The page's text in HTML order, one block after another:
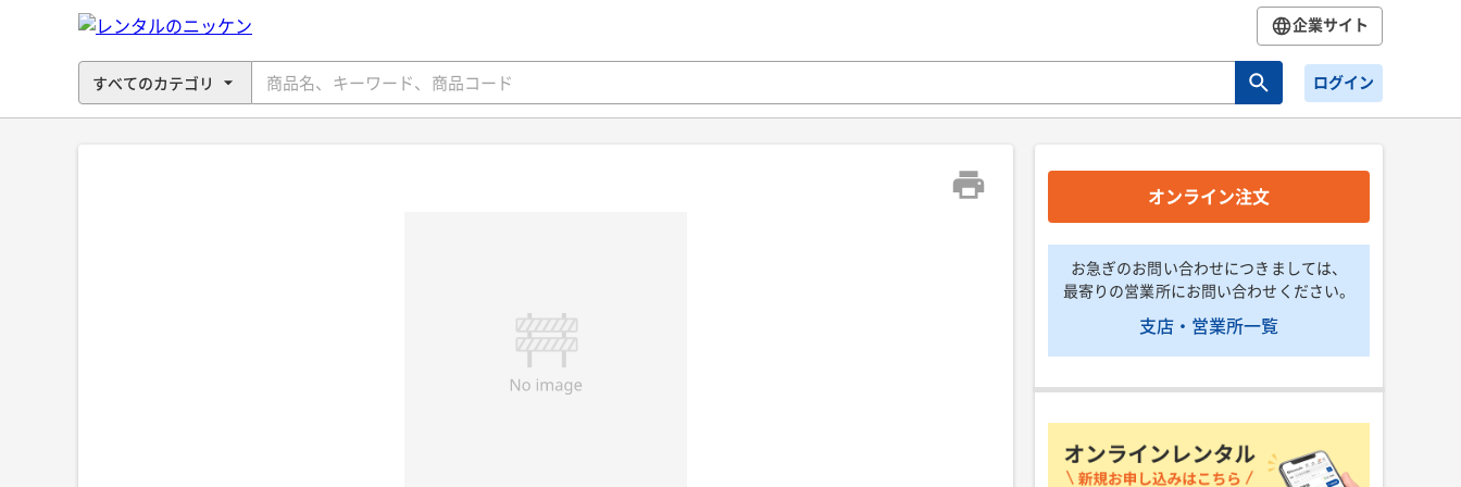
企業サイト
ログイン
オンライン注文
お急ぎのお問い合わせにつきましては、
最寄りの営業所にお問い合わせください。
支店・営業所一覧